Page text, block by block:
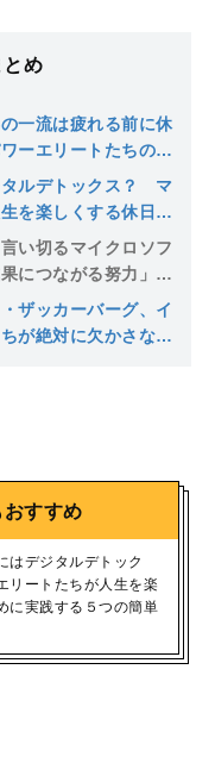
とめ
一流は疲れる前に休
ーエリートたちの休
タルデトックス？ マ
を楽しくする休日を
こと
い切るマイクロソフ
につながる努力」と
ザッカーバーグ、イ
が絶対に欠かさない
すすめ
はデジタルデトック
ートたちが人生を楽
に実践する５つの簡単